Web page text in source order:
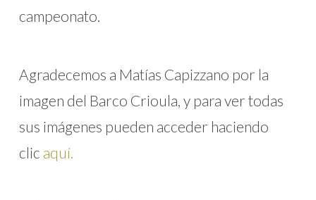
campeonato.
Agradecemos a Matías Capizzano por la
imagen del Barco Crioula, y para ver todas
sus imágenes pueden acceder haciendo
clic aquí.